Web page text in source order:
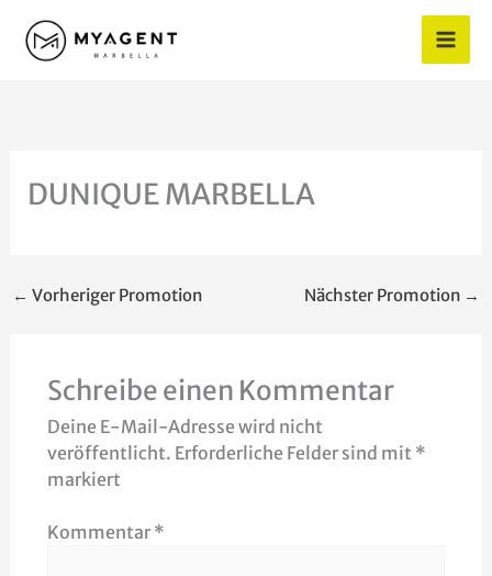
Inhalt
springen
DUNIQUE MARBELLA
← Vorheriger Promotion Nächster Promotion →
Schreibe einen Kommentar
Deine E-Mail-Adresse wird nicht
veröffentlicht. Erforderliche Felder sind mit *
markiert
Kommentar *